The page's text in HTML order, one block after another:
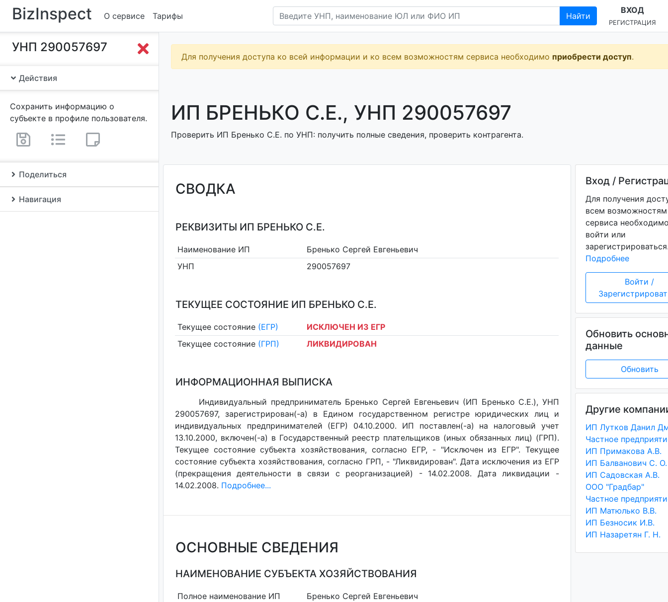
BizInspect О сервисе Тарифы Найти
ВХОД
РЕГИСТРАЦИЯ
УНП 290057697
Действия
Сохранить информацию о
субъекте в профиле пользователя.
Поделиться
Навигация
Для получения доступа ко всей информации и ко всем возможностям сервиса необходимо приобрести доступ.
ИП БРЕНЬКО С.Е., УНП 290057697
Проверить ИП Бренько С.Е. по УНП: получить полные сведения, проверить контрагента.
СВОДКА
РЕКВИЗИТЫ ИП БРЕНЬКО С.Е.
Наименование ИП
Бренько Сергей Евгеньевич
УНП
290057697
ТЕКУЩЕЕ СОСТОЯНИЕ ИП БРЕНЬКО С.Е.
Текущее состояние (ЕГР)
ИСКЛЮЧЕН ИЗ ЕГР
Текущее состояние (ГРП) ЛИКВИДИРОВАН
ИНФОРМАЦИОННАЯ ВЫПИСКА
Индивидуальный предприниматель Бренько Сергей Евгеньевич (ИП Бренько С.Е.), УНП
290057697, зарегистрирован(-а) в Едином государственном регистре юридических лиц и
индивидуальных предпринимателей (ЕГР) 04.10.2000. ИП поставлен(-a) на налоговый учет
13.10.2000, включен(-a) в Государственный реестр плательщиков (иных обязанных лиц) (ГРП).
Текущее состояние субъекта хозяйствования, согласно ЕГР, - "Исключен из ЕГР". Текущее
состояние субъекта хозяйствования, согласно ГРП, - "Ликвидирован". Дата исключения из ЕГР
(прекращения деятельности в связи с реорганизацией) - 14.02.2008. Дата ликвидации -
14.02.2008. Подробнее...
ОСНОВНЫЕ СВЕДЕНИЯ
НАИМЕНОВАНИЕ СУБЪЕКТА ХОЗЯЙСТВОВАНИЯ
Полное наименование ИП
Бренько Сергей Евгеньевич
Вход /
Для получения
всем возможностям
сервиса
войти или
Подробнее
Войти /
Обновить
данные
Обновить
Другие
ИП Примакова А.В.
ИП Балванович С. О.
ИП Садовская А.В.
ООО "Градбар"
ИП Матюлько В.В.
ИП Безносик И.В.
ИП Назаретян Г. Н.